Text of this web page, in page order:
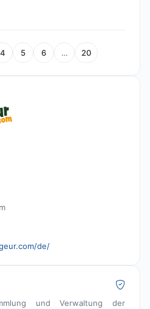
4 5 6 … 20
de/
und Verwaltung der